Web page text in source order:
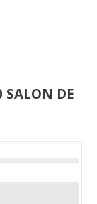
SALON DE